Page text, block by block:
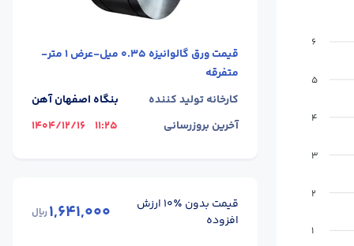
6
5
4
3
2
1
قیمت
ورق گالوانیزه 0.35 میل-عرض 1 متر-
متفرقه
کارخانه تولید کننده
بنگاه اصفهان آهن
آخرین بروزرسانی
11:25
1404/12/16
قیمت بدون ٪۱۰ ارزش
افزوده
1,641,000ریال